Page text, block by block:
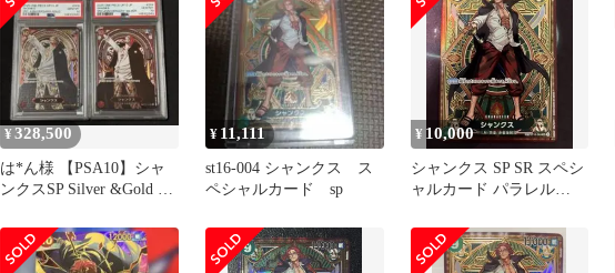
¥328,500
は*ん様 【PSA10】シャ
ンクスSP Silver &Gold 連
¥ 11,111
st16-004 シャンクス ス
ペシャルカード sp
¥ 10,000
シャンクス SP SR スペシ
ャルカード パラレル